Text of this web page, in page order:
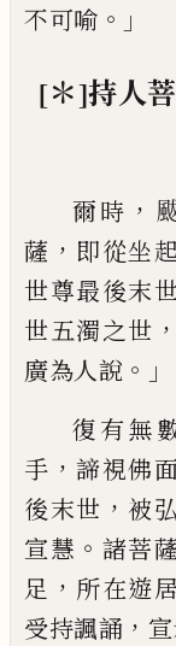
不可喻 。」
[＊]持人
爾時 ，
薩 ， 即從坐
世尊最後末
世五濁之世
廣為人說 。」
復有無
手 ，諦視佛
後末世 ， 被
宣慧 。 諸菩
足 ， 所在遊
受持諷誦 ，